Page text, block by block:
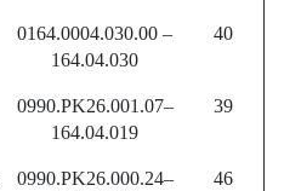
0164.0004.030.00 –
164.04.030
40
0990.PK26.001.07–
164.04.019
39
0990.PK26.000.24–
46